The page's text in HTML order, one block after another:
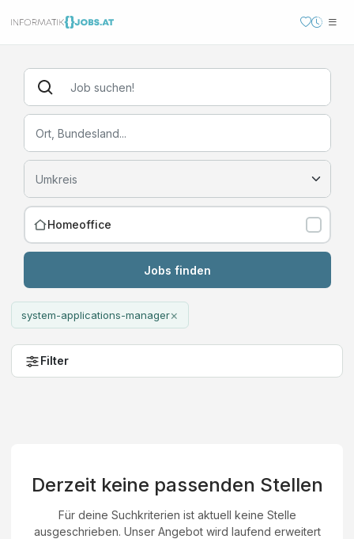
Homeoffice
Jobs finden
system-applications-manager×
Filter
Derzeit keine passenden Stellen
Für deine Suchkriterien ist aktuell keine Stelle
ausgeschrieben. Unser Angebot wird laufend erweitert